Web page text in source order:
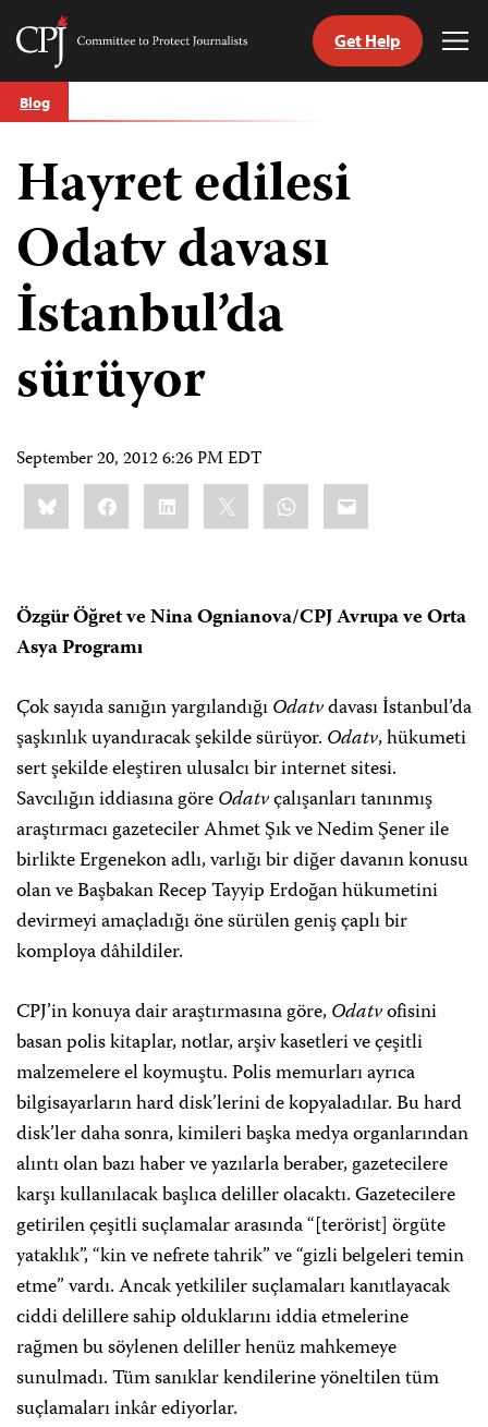
Skip
to
Committee
Journalists
Get Help
Blog
Hayret edilesi
Odatv davası
İstanbul’da
sürüyor
September 20, 2012 6:26 PM EDT
Share
this:BlueskyFacebookLinkedIn WhatsApp
Email
Özgür Öğret ve Nina Ognianova/CPJ Avrupa ve Orta
Asya Programı
Çok sayıda sanığın yargılandığıOdatvdavası İstanbul’da
şaşkınlık uyandıracak şekilde sürüyor. Odatv, hükumeti
sert şekilde eleştiren ulusalcı bir internet sitesi.
Savcılığın iddiasına göreOdatvçalışanları tanınmış
araştırmacı gazeteciler Ahmet Şık ve Nedim Şener ile
birlikte Ergenekon adlı, varlığı bir diğer davanın konusu
olan ve Başbakan Recep Tayyip Erdoğan hükumetini
devirmeyi amaçladığı öne sürülen geniş çaplı bir
komploya dâhildiler.
CPJ’in konuya dair araştırmasına göre,Odatvofisini
basan polis kitaplar, notlar, arşiv kasetleri ve çeşitli
malzemelere el koymuştu. Polis memurları ayrıca
bilgisayarların hard disk’lerini de kopyaladılar. Bu hard
disk’ler daha sonra, kimileri başka medya organlarından
alıntı olan bazı haber ve yazılarla beraber, gazetecilere
karşı kullanılacak başlıca deliller olacaktı. Gazetecilere
getirilen çeşitli suçlamalar arasında “[terörist] örgüte
yataklık”, “kin ve nefrete tahrik” ve “gizli belgeleri temin
etme” vardı. Ancak yetkililer suçlamaları kanıtlayacak
ciddi delillere sahip olduklarını iddia etmelerine
rağmen bu söylenen deliller henüz mahkemeye
sunulmadı. Tüm sanıklar kendilerine yöneltilen tüm
suçlamaları inkâr ediyorlar.